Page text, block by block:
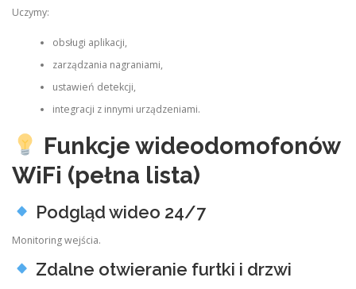
Uczymy:
obsługi aplikacji,
zarządzania nagraniami,
ustawień detekcji,
integracji z innymi urządzeniami.
Funkcje wideodomofonów
WiFi (pełna lista)
Podgląd wideo 24/7
Monitoring wejścia.
Zdalne otwieranie furtki i drzwi